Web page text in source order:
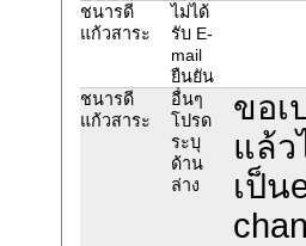
ชนารดี
แก้วสาระ
ไม่ได้
รับ E-
mail
ยืนยัน
ชนารดี
แก้วสาระ
อื่นๆ
โปรด
ระบุ
ด้าน
ล่าง
ขอเ
แล้ว
เป็น